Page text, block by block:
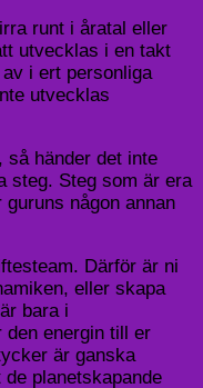
runt i åratal eller
utvecklas i en takt
i ert personliga
utvecklas
händer det inte
steg. Steg som är era
någon annan
Därför är ni
eller skapa
bara i
den energin till er
är ganska
planetskapande